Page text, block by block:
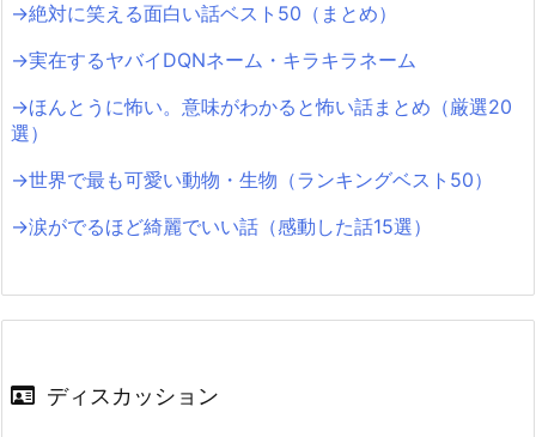
→絶対に笑える面白い話ベスト50（まとめ）
→実在するヤバイDQNネーム・キラキラネーム
→ほんとうに怖い。意味がわかると怖い話まとめ（厳選20
選）
→世界で最も可愛い動物・生物（ランキングベスト50）
→涙がでるほど綺麗でいい話（感動した話15選）
ディスカッション